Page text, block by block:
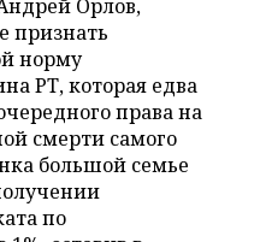
Орлов,
признать
норму
РТ, которая едва
права на
смерти самого
большой семье
по